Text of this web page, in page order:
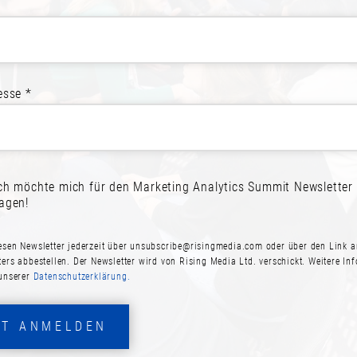
Schließen Sie sich Ihren
*
möchte mich für den Marketing Analytics Summit Newsletter
Newsletter jederzeit überunsubscribe@risingmedia.com oder über den Link
abbestellen. Der Newsletter wird von Rising Media Ltd. verschickt. Weitere
Datenschutzerklärung.
ANMELDEN